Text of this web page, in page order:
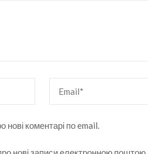
нові коментарі по email.